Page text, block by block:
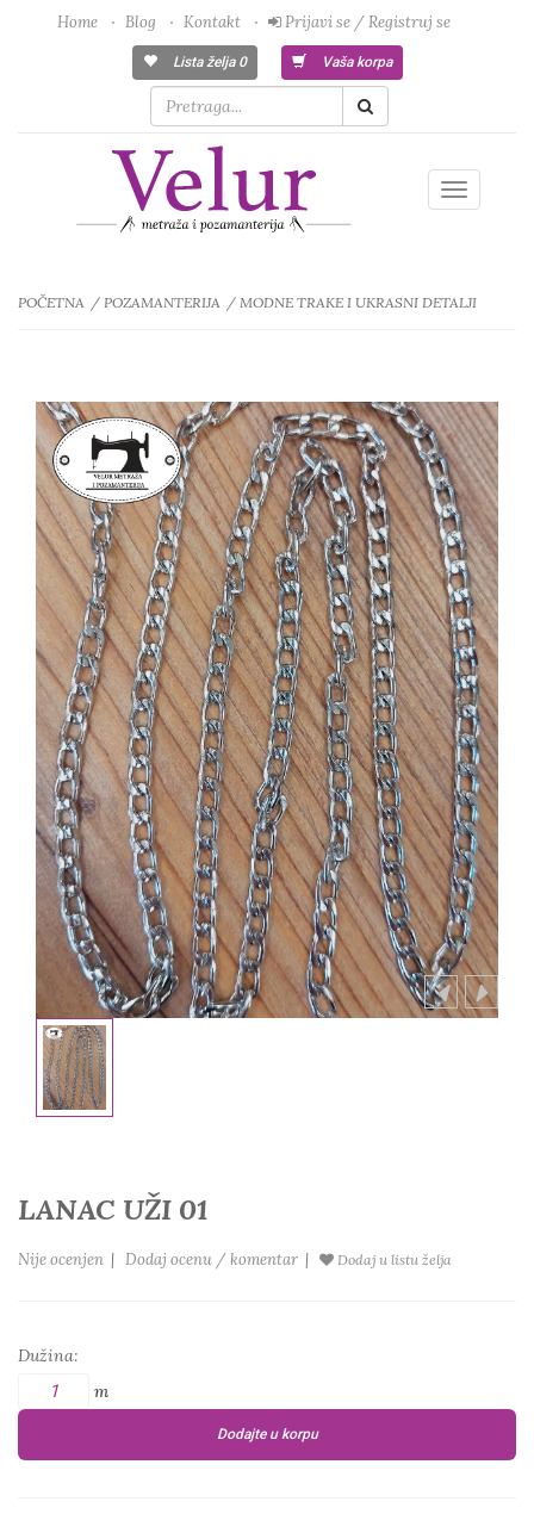
Home Blog Kontakt Prijavi se / Registruj se
Lista želja 0 Vaša korpa
Toggle
POČETNA POZAMANTERIJA MODNE TRAKE I UKRASNI DETALJI
LANAC UŽI 01
Nije ocenjen | Dodaj ocenu / komentar | Dodaj u listu želja
Dužina:
m
Dodajte u korpu